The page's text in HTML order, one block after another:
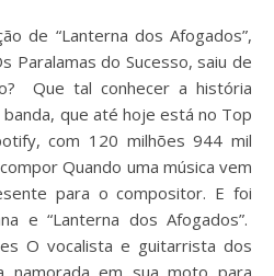
Paralamas do Sucesso, saiu de
Que tal conhecer a história
que até hoje está no Top
com 120 milhões 944 mil
Quando uma música vem
para o compositor. E foi
e “Lanterna dos Afogados”.
O vocalista e guitarrista dos
namorada em sua moto para